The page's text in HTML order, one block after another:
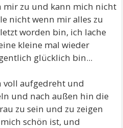
mir zu und kann mich nicht
nicht wenn mir alles zu
worden bin, ich lache
kleine mal wieder
glücklich bin...
aufgedreht und
und nach außen hin die
zu sein und zu zeigen
schön ist, und